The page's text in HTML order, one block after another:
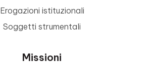
Erogazioni istituzionali
Soggetti strumentali
Missioni